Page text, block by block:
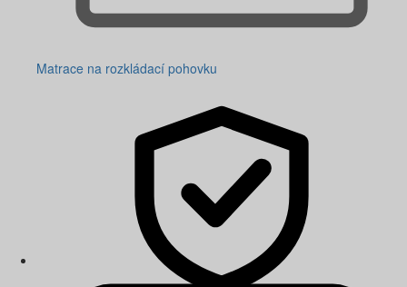
Matrace na rozkládací pohovku